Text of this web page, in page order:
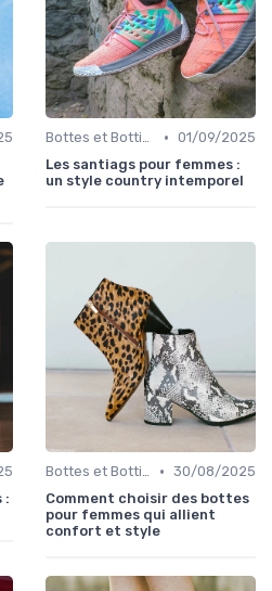
Bottes et Bottines • 01/09/2025
Les santiags pour femmes :
un style country intemporel
:
Bottes et Bottines • 30/08/2025
Comment choisir des bottes
pour femmes qui allient
confort et style